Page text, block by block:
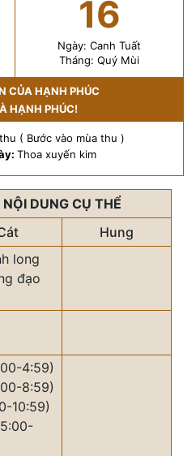
16
Ngày: Canh Tuất
Tháng: Quý Mùi
CỦA HẠNH PHÚC
HẠNH PHÚC!
( Bước vào mùa thu )
Thoa xuyến kim
NỘI DUNG CỤ THỂ
Hung
long
đạo
4:59)
8:59)
10:59)